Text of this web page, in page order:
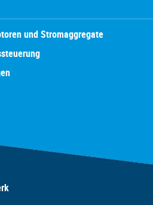
und Stromaggregate